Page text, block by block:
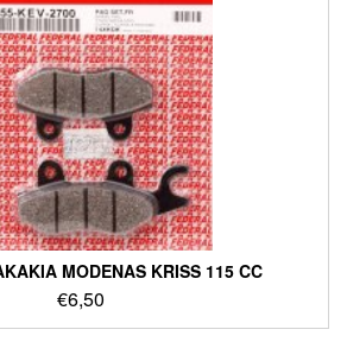
MODENAS KRISS 115 CC
€6,50